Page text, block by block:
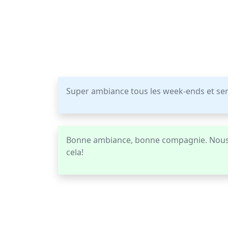
Super ambiance tous les week-ends et
Bonne ambiance, bonne compagnie.
cela!